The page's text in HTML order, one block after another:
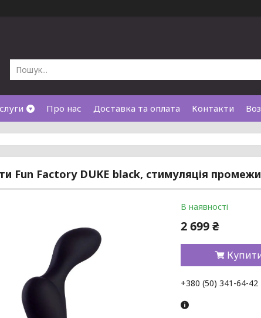
Про нас Доставка та оплата Контакти
Fun Factory DUKE black, стимуляція
В наявності
2 699 ₴
+380 (50) 341-64-42